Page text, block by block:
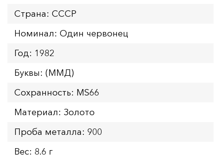
Страна: СССР
Номинал: Один червонец
Год: 1982
Буквы: (ММД)
Сохранность: MS66
Материал: Золото
Проба металла: 900
Вес: 8.6 г